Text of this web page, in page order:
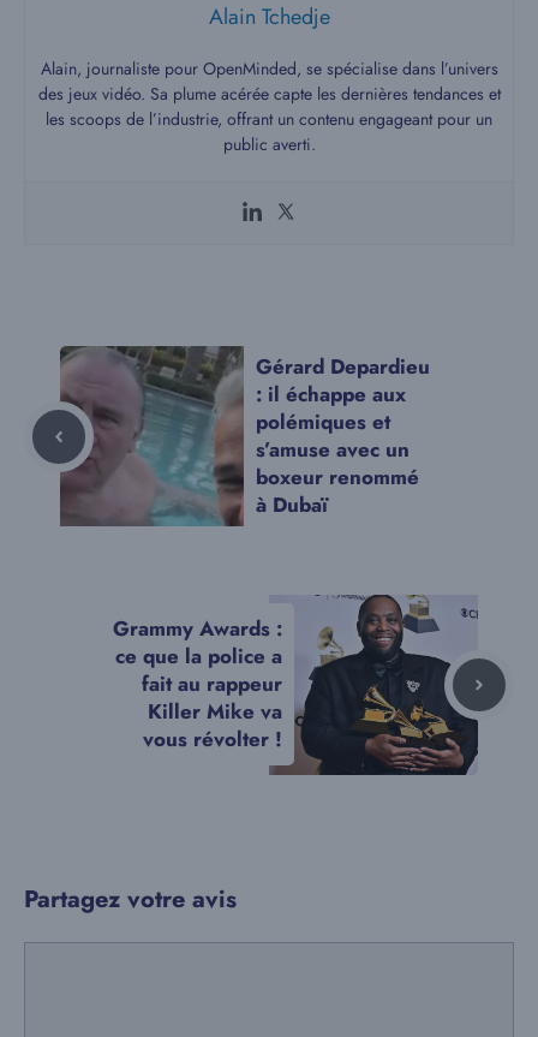
Alain Tchedje
Alain, journaliste pour OpenMinded, se spécialise dans l’univers
des jeux vidéo. Sa plume acérée capte les dernières tendances et
les scoops de l’industrie, offrant un contenu engageant pour un
public averti.
Gérard Depardieu
: il échappe aux
polémiques et
s’amuse avec un
boxeur renommé
à Dubaï
Grammy Awards :
ce que la police a
fait au rappeur
Killer Mike va
vous révolter !
Partagez votre avis